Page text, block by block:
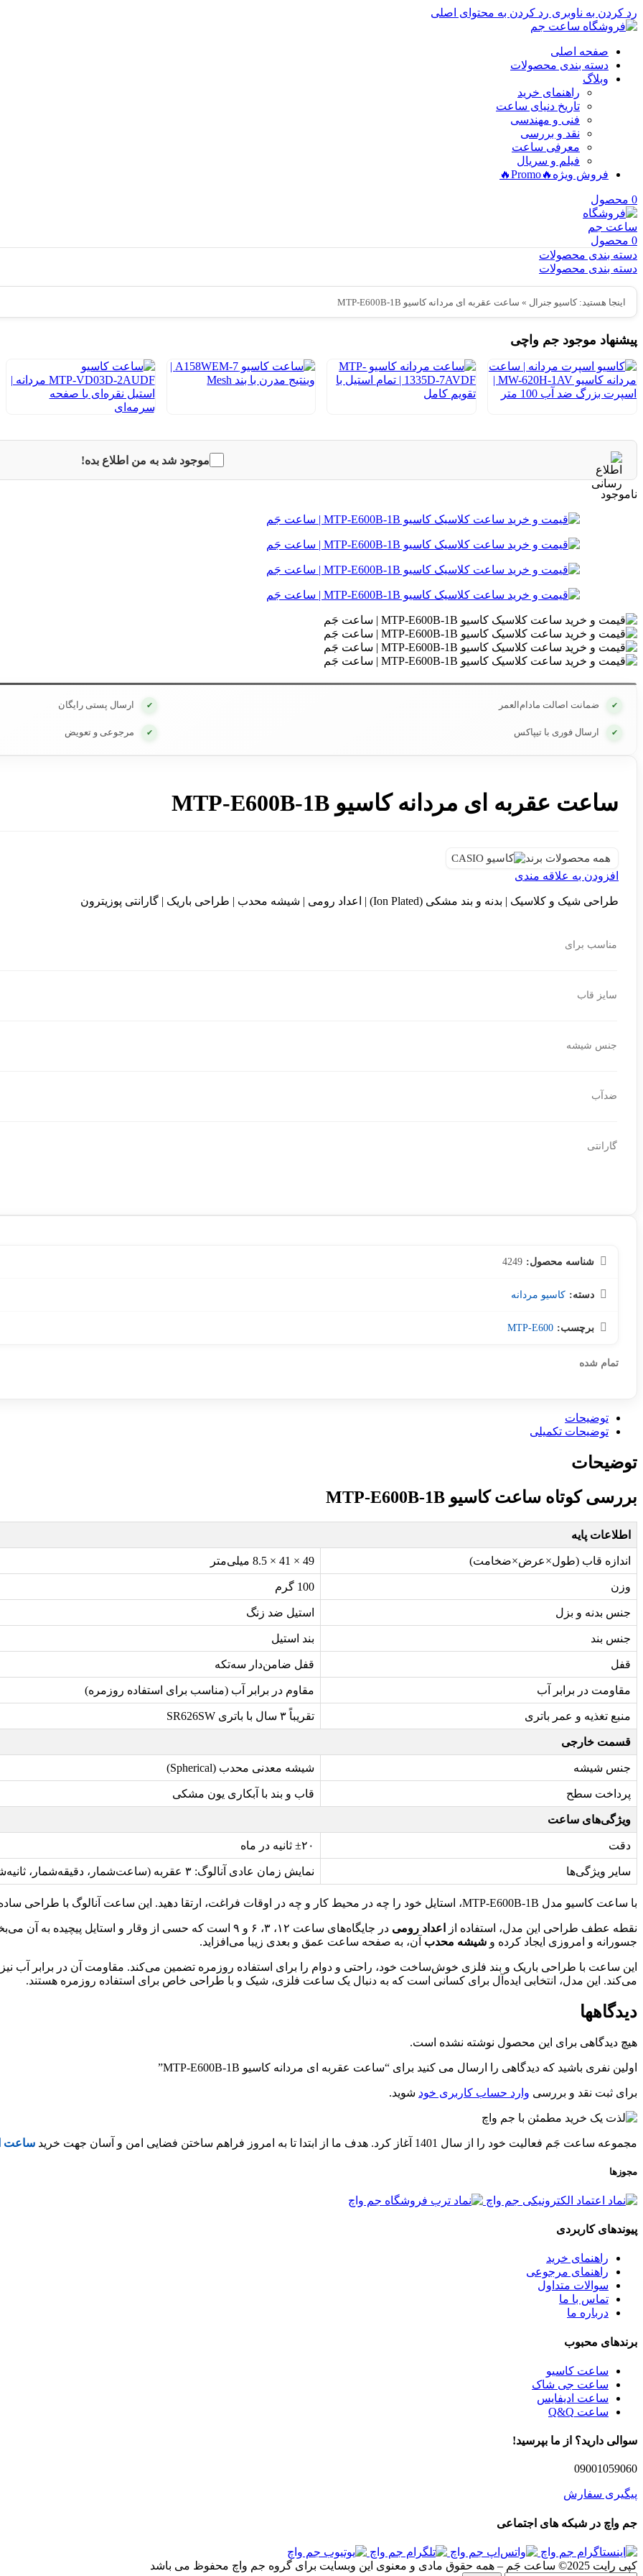
رد کردن به ناوبری رد کردن به محتوای اصلی
صفحه اصلی
دسته بندی محصولات
وبلاگ
راهنمای خرید
تاریخ دنیای ساعت
فنی و مهندسی
نقد و بررسی
معرفی ساعت
فیلم و سریال
فروش ویژه 🔥Promo🔥
0 محصول
0 محصول
دسته بندی محصولات
دسته بندی محصولات
اینجا هستید: کاسیو جنرال » ساعت عقربه ای مردانه کاسیو MTP-E600B-1B
پیشنهاد موجود جم واچی
موجود شد به من اطلاع بده!
ناموجود
✔ ضمانت اصالت مادام‌العمر ✔ ارسال پستی رایگان
✔ ارسال فوری با تیپاکس ✔ مرجوعی و تعویض
ساعت عقربه ای مردانه کاسیو MTP-E600B-1B
همه محصولات برند
افزودن به علاقه مندی
طراحی شیک و کلاسیک | بدنه و بند مشکی (Ion Plated) | اعداد رومی | شیشه محدب | طراحی باریک | گارانتی پوزیترون
مناسب برای
سایز قاب
جنس شیشه
ضدآب
گارانتی
شناسه محصول: 4249
دسته: کاسیو مردانه
برچسب: MTP-E600
تمام شده
توضیحات
توضیحات تکمیلی
توضیحات
بررسی کوتاه ساعت کاسیو MTP-E600B-1B
اطلاعات پایه
اندازه قاب (طول×عرض×ضخامت) 49 × 41 × 8.5 میلی‌متر
وزن 100 گرم
جنس بدنه و بزل استیل ضد زنگ
جنس بند بند استیل
قفل قفل ضامن‌دار سه‌تکه
مقاومت در برابر آب مقاوم در برابر آب (مناسب برای استفاده روزمره)
منبع تغذیه و عمر باتری تقریباً ۳ سال با باتری SR626SW
قسمت خارجی
جنس شیشه شیشه معدنی محدب (Spherical)
پرداخت سطح قاب و بند با آبکاری یون مشکی
ویژگی‌های ساعت
دقت ±۲۰ ثانیه در ماه
سایر ویژگی‌ها نمایش زمان عادی آنالوگ: ۳ عقربه (ساعت‌شمار، دقیقه‌شمار، ثانیه‌شمار)
با ساعت کاسیو مدل MTP-E600B-1B، استایل خود را چه در محیط کار و چه در اوقات فراغت، ارتقا دهید. این ساعت آنالوگ با طراحی ساده و خوانای خود، ترکیبی از ظرافت کلاسیک و ظاهری مدرن است.
نقطه عطف طراحی این مدل، استفاده از اعداد رومی در جایگاه‌های ساعت ۱۲، ۳، ۶ و ۹ است که حسی از وقار و استایل پیچیده به آن می‌بخشد.
جسورانه و امروزی ایجاد کرده و شیشه محدب آن، به صفحه ساعت عمق و بعدی زیبا می‌افزاید.
این ساعت با طراحی باریک و بند فلزی خوش‌ساخت خود، راحتی و دوام را برای استفاده روزمره تضمین می‌کند. مقاومت آن در برابر آب نیز
می‌کند. این مدل، انتخابی ایده‌آل برای کسانی است که به دنبال یک ساعت فلزی، شیک و با طراحی خاص برای استفاده روزمره هستند.
دیدگاهها
هیچ دیدگاهی برای این محصول نوشته نشده است.
اولین نفری باشید که دیدگاهی را ارسال می کنید برای “ساعت عقربه ای مردانه کاسیو MTP-E600B-1B”
برای ثبت نقد و بررسی وارد حساب کاربری خود شوید.
مجموعه ساعت جَم فعالیت خود را از سال 1401 آغاز کرد. هدف ما از ابتدا تا به امروز فراهم ساختن فضایی امن و آسان جهت خرید ساعت
مجوزها
پیوندهای کاربردی
راهنمای خرید
راهنمای مرجوعی
سوالات متداول
تماس با ما
درباره ما
برندهای محبوب
ساعت کاسیو
ساعت جی شاک
ساعت ادیفایس
ساعت Q&Q
سوالی دارید؟ از ما بپرسید!
09001059060
پیگیری سفارش
جم واچ در شبکه های اجتماعی
کپی رایت 2025© ساعت جَم – همه حقوق مادی و معنوی این وبسایت برای گروه جم واچ محفوظ می باشد